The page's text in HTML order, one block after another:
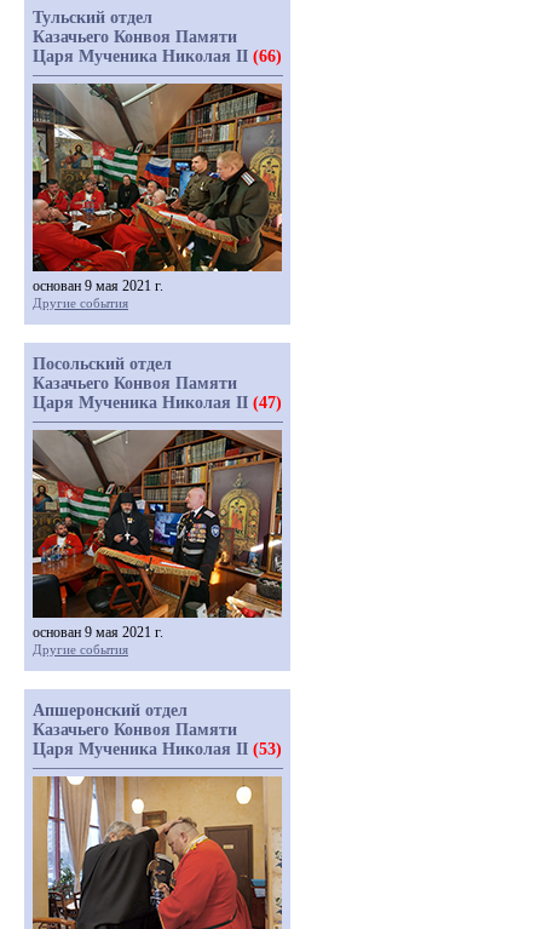
Тульский отдел
Казачьего Конвоя Памяти
Царя Мученика Николая II (66)
основан 9 мая 2021 г.
Другие события
Посольский отдел
Казачьего Конвоя Памяти
Царя Мученика Николая II (47)
основан 9 мая 2021 г.
Другие события
Апшеронский отдел
Казачьего Конвоя Памяти
Царя Мученика Николая II (53)